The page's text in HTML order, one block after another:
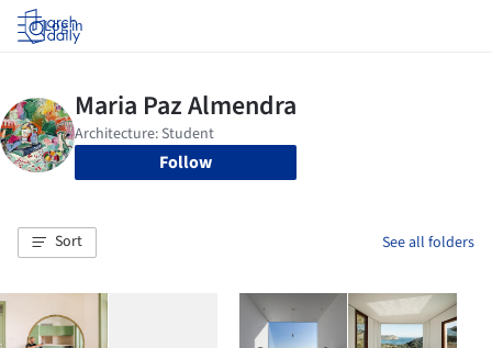
Log in
Follow
Sort See all folders